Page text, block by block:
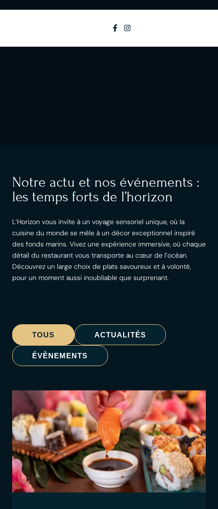
principal
Notre actu et nos événements :
les temps forts de l’horizon
L’Horizon vous invite à un voyage sensoriel unique, où la
cuisine du monde se mêle à un décor exceptionnel inspiré
des fonds marins. Vivez une expérience immersive, où chaque
détail du restaurant vous transporte au cœur de l’océan.
Découvrez un large choix de plats savoureux et à volonté,
pour un moment aussi inoubliable que surprenant.
ACTUALITÉS
ÉVÈNEMENTS
TOUS